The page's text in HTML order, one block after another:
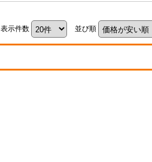
表示件数 並び順